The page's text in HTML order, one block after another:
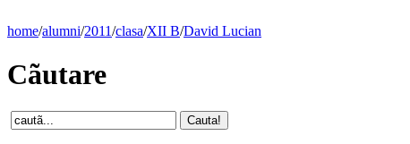
home/alumni/2011/clasa/XII B/David Lucian
Cãutare